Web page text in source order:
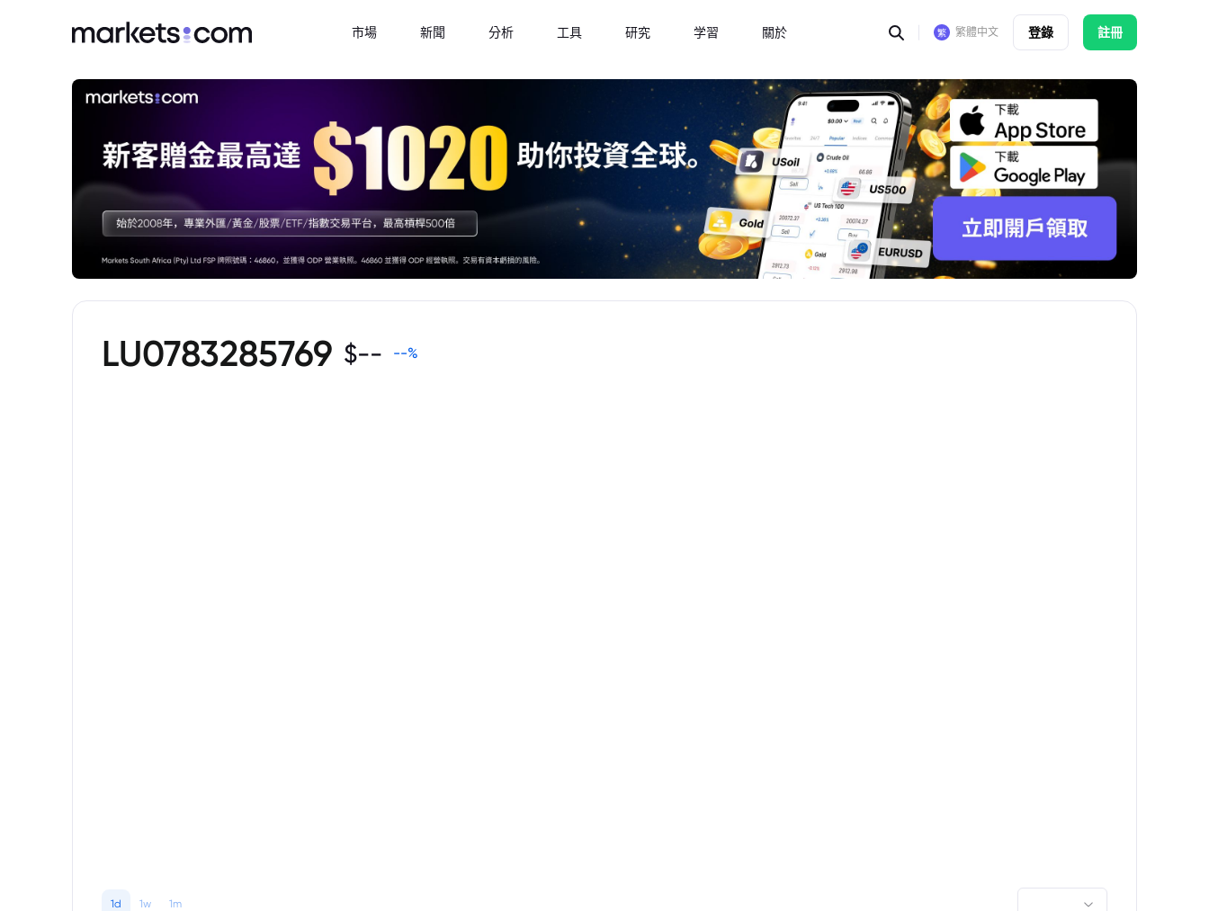
市場 新聞 分析 工具 研究 学習 關於 繁體中文 登錄 註冊
LU0783285769 $-- --%
1d 1w 1m